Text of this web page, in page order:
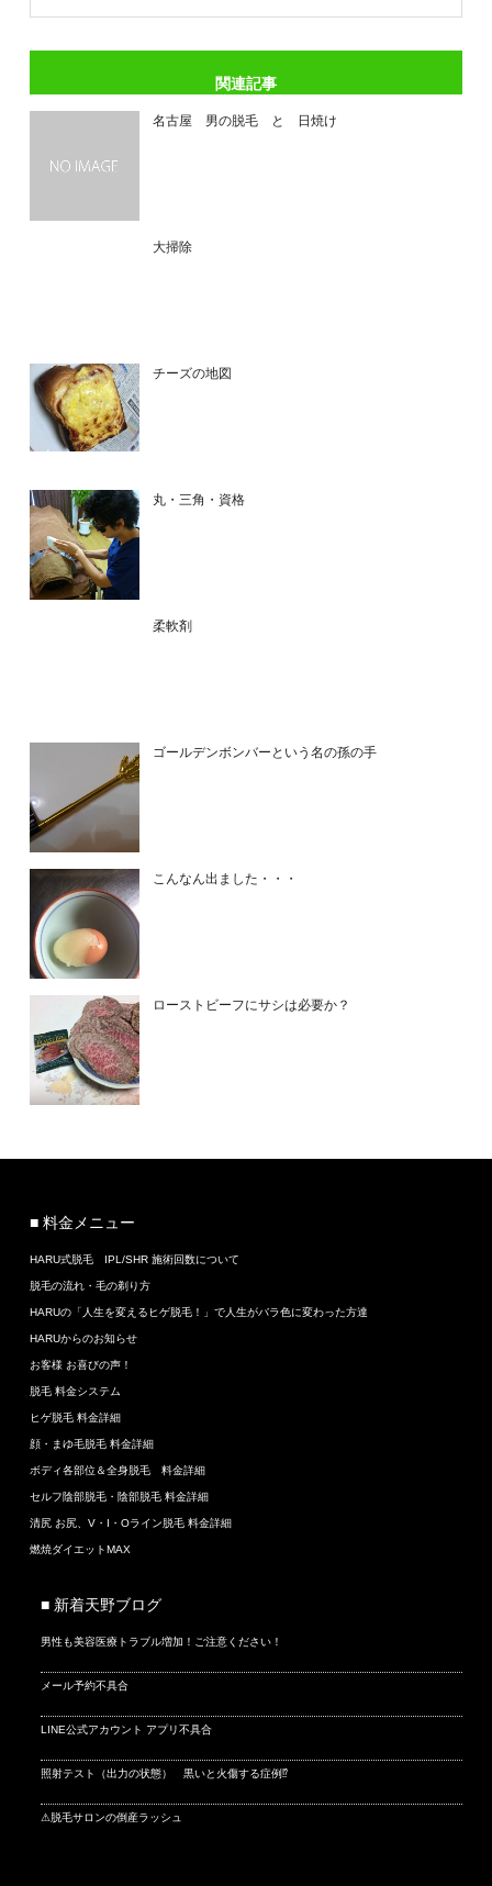
関連記事
名古屋 男の脱毛 と 日焼け
大掃除
チーズの地図
丸・三角・資格
柔軟剤
ゴールデンボンバーという名の孫の手
こんなん出ました・・・
ローストビーフにサシは必要か？
■ 料金メニュー
HARU式脱毛 IPL/SHR 施術回数について
脱毛の流れ・毛の剃り方
HARUの「人生を変えるヒゲ脱毛！」で人生がバラ色に変わった方達
HARUからのお知らせ
お客様 お喜びの声！
脱毛 料金システム
ヒゲ脱毛 料金詳細
顔・まゆ毛脱毛 料金詳細
ボディ各部位＆全身脱毛 料金詳細
セルフ陰部脱毛・陰部脱毛 料金詳細
清尻 お尻、V・I・Oライン脱毛 料金詳細
燃焼ダイエットMAX
■ 新着天野ブログ
男性も美容医療トラブル増加！ご注意ください！
メール予約不具合
LINE公式アカウント アプリ不具合
照射テスト（出力の状態） 黒いと火傷する症例⁉
⚠脱毛サロンの倒産ラッシュ